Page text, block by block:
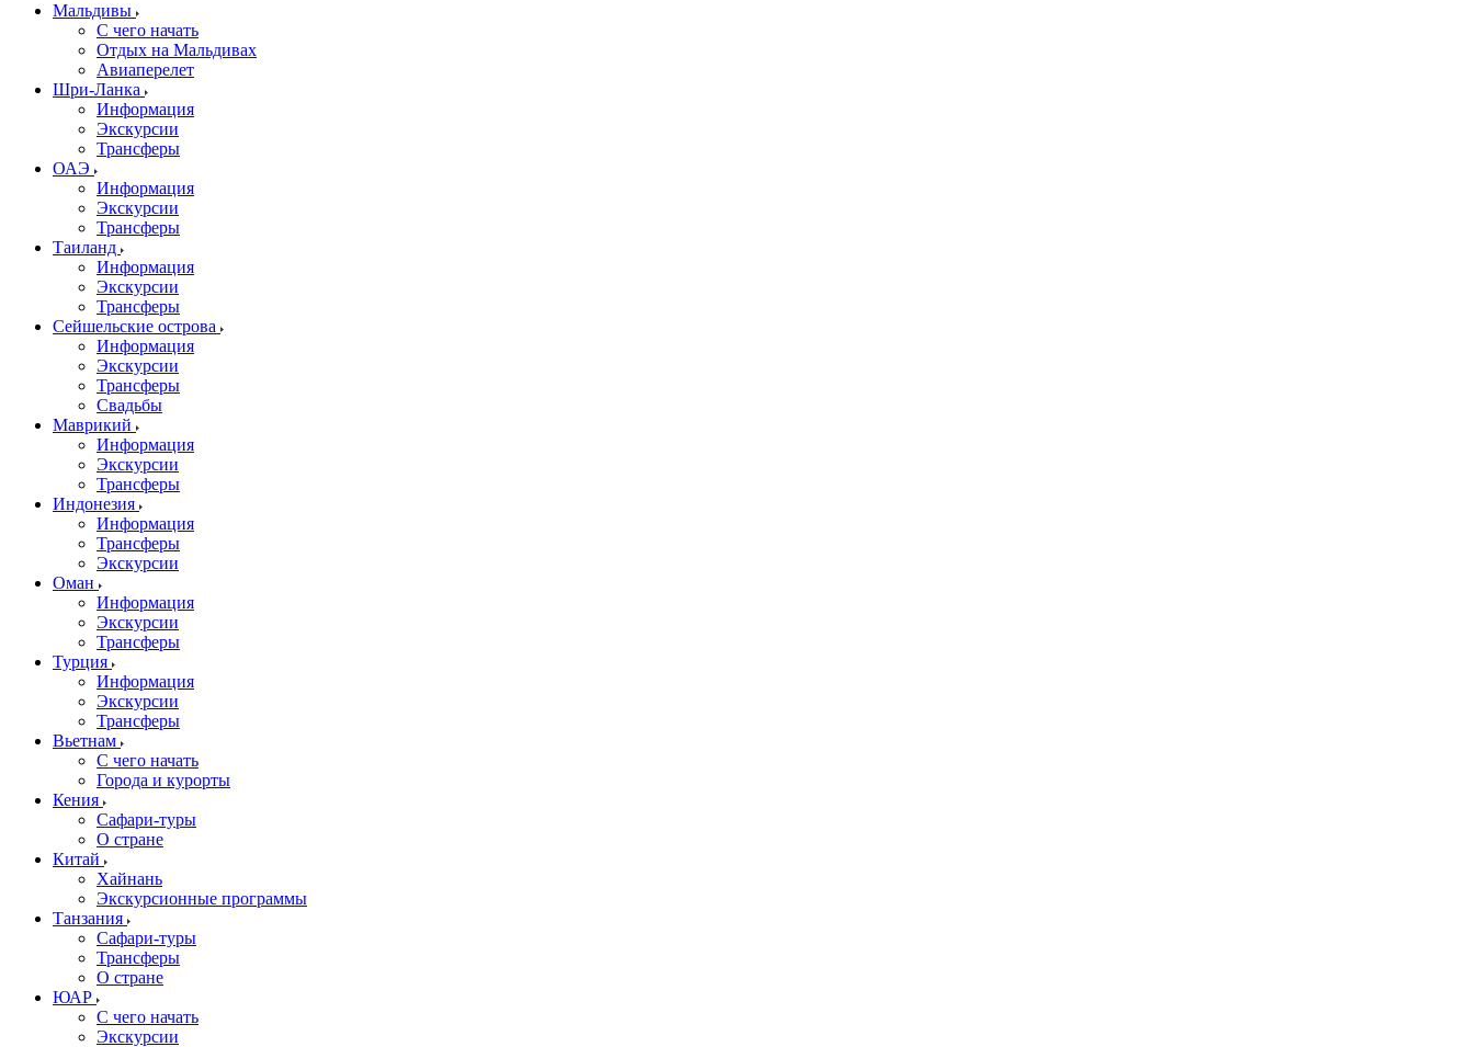
Мальдивы
С чего начать
Отдых на Мальдивах
Авиаперелет
Шри-Ланка
Информация
Экскурсии
Трансферы
ОАЭ
Информация
Экскурсии
Трансферы
Таиланд
Информация
Экскурсии
Трансферы
Сейшельские острова
Информация
Экскурсии
Трансферы
Свадьбы
Маврикий
Информация
Экскурсии
Трансферы
Индонезия
Информация
Трансферы
Экскурсии
Оман
Информация
Экскурсии
Трансферы
Турция
Информация
Экскурсии
Трансферы
Вьетнам
С чего начать
Города и курорты
Кения
Сафари-туры
О стране
Китай
Хайнань
Экскурсионные программы
Танзания
Сафари-туры
Трансферы
О стране
ЮАР
С чего начать
Экскурсии